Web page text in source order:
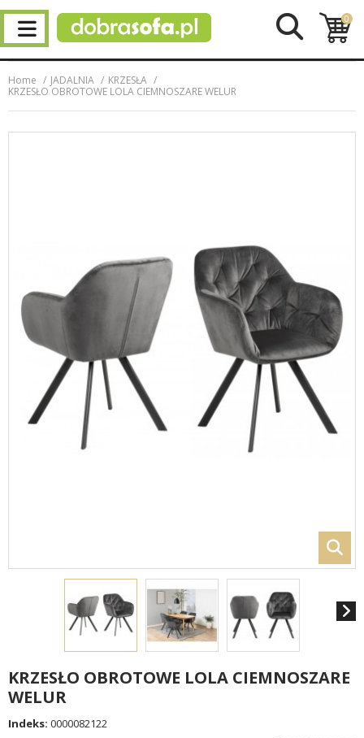
0
Home JADALNIA
KRZESŁA
KRZESŁO OBROTOWE LOLA CIEMNOSZARE WELUR
KRZESŁO OBROTOWE LOLA CIEMNOSZARE
WELUR
Indeks: 0000082122